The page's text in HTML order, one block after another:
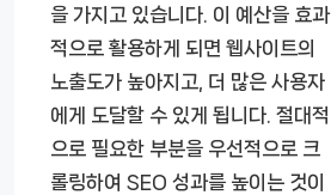
을 가지고 있습니다. 이 예산을 효과
적으로 활용하게 되면 웹사이트의
노출도가 높아지고, 더 많은 사용자
에게 도달할 수 있게 됩니다. 절대적
으로 필요한 부분을 우선적으로 크
롤링하여 SEO 성과를 높이는 것이